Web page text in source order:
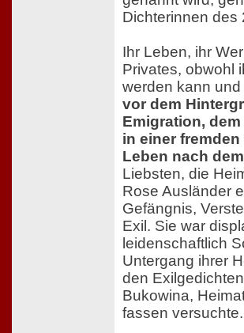
Dichterinnen des
Ihr Leben, ihr
Privates, obwohl
werden kann
vor dem
Emigration,
in einer
Leben nach
Liebsten, die
Rose Ausländer
Gefängnis,
Exil. Sie war
leidenschaftlich
Untergang ihrer
den
Bukowina,
fassen